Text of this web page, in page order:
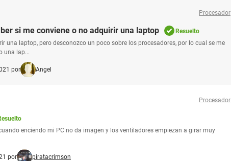
Procesador
si me conviene o no adquirir una laptop
Resuelto
una laptop, pero desconozco un poco sobre los procesadores, por lo cual se me
una lap...
por Angel
Procesador
enciendo mi PC no da imagen y los ventiladores empiezan a girar muy
por piratacrimson